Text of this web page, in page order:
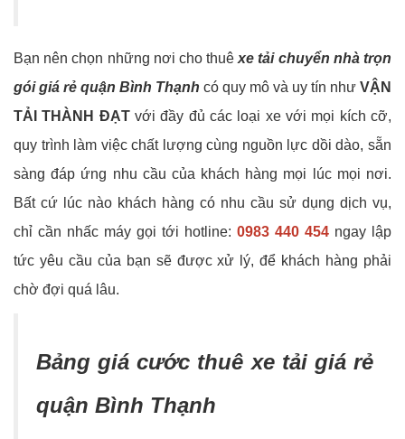
Bạn nên chọn những nơi cho thuêxe tải chuyển nhà trọn
gói giá rẻ quận Bình Thạnh có quy mô và uy tín như VẬN
TẢI THÀNH ĐẠTvới đầy đủ các loại xe với mọi kích cỡ,
quy trình làm việc chất lượng cùng nguồn lực dồi dào, sẵn
sàng đáp ứng nhu cầu của khách hàng mọi lúc mọi nơi.
Bất cứ lúc nào khách hàng có nhu cầu sử dụng dịch vụ,
chỉ cần nhấc máy gọi tới hotline: 0983 440 454 ngay lập
tức yêu cầu của bạn sẽ được xử lý, để khách hàng phải
chờ đợi quá lâu.
Bảng giá cước thuê xe tải giá rẻ
quận Bình Thạnh